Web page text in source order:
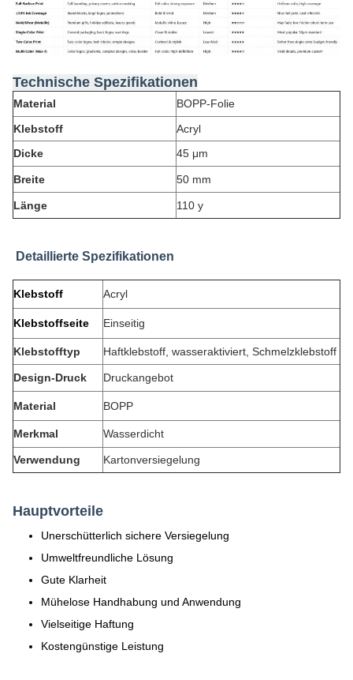
Technische Spezifikationen
Material
BOPP-Folie
Klebstoff
Acryl
Dicke
45 μm
Breite 50 mm
Länge 110 y
Detaillierte Spezifikationen
Klebstoff Acryl
Klebstoffseite Einseitig
Klebstofftyp Haftklebstoff, wasseraktiviert, Schmelzklebstoff
Design-Druck Druckangebot
Material BOPP
Merkmal Wasserdicht
Verwendung Kartonversiegelung
Hauptvorteile
Unerschütterlich sichere Versiegelung
Umweltfreundliche Lösung
Gute Klarheit
Mühelose Handhabung und Anwendung
Vielseitige Haftung
Kostengünstige Leistung